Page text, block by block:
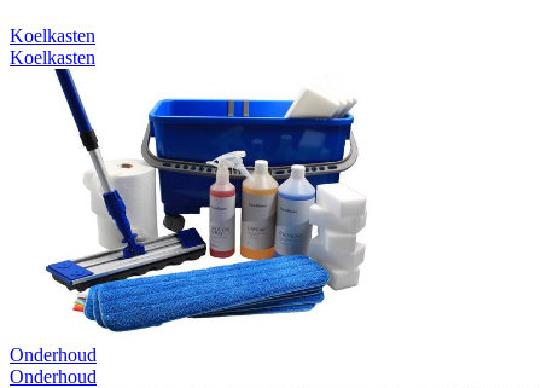
Koelkasten
Koelkasten
Onderhoud
Onderhoud